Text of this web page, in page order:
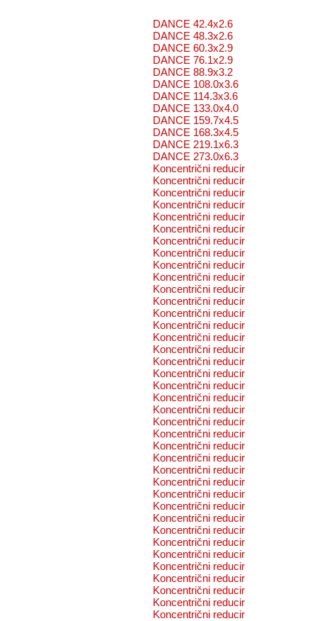
DANCE 42.4x2.6
DANCE 48.3x2.6
DANCE 60.3x2.9
DANCE 76.1x2.9
DANCE 88.9x3.2
DANCE 108.0x3.6
DANCE 114.3x3.6
DANCE 133.0x4.0
DANCE 159.7x4.5
DANCE 168.3x4.5
DANCE 219.1x6.3
DANCE 273.0x6.3
Koncentrični reducir
Koncentrični reducir
Koncentrični reducir
Koncentrični reducir
Koncentrični reducir
Koncentrični reducir
Koncentrični reducir
Koncentrični reducir
Koncentrični reducir
Koncentrični reducir
Koncentrični reducir
Koncentrični reducir
Koncentrični reducir
Koncentrični reducir
Koncentrični reducir
Koncentrični reducir
Koncentrični reducir
Koncentrični reducir
Koncentrični reducir
Koncentrični reducir
Koncentrični reducir
Koncentrični reducir
Koncentrični reducir
Koncentrični reducir
Koncentrični reducir
Koncentrični reducir
Koncentrični reducir
Koncentrični reducir
Koncentrični reducir
Koncentrični reducir
Koncentrični reducir
Koncentrični reducir
Koncentrični reducir
Koncentrični reducir
Koncentrični reducir
Koncentrični reducir
Koncentrični reducir
Koncentrični reducir